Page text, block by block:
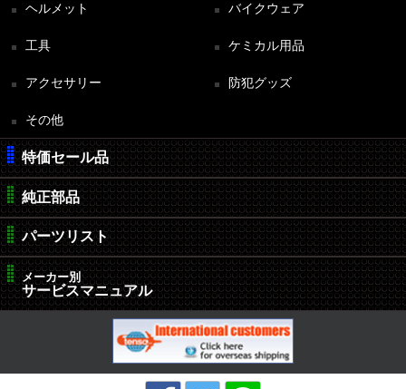
ヘルメット バイクウェア
工具 ケミカル用品
アクセサリー 防犯グッズ
その他
特価セール品
純正部品
パーツリスト
メーカー別
サービスマニュアル